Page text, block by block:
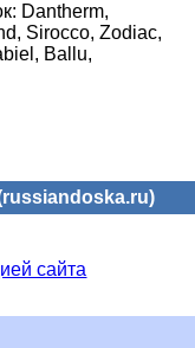
Dantherm,
Sirocco, Zodiac,
Ballu,
сайта